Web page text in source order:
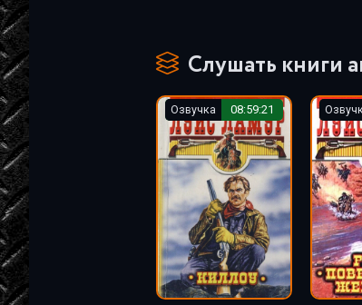
Слушать книги
Озвучка 08:59:21